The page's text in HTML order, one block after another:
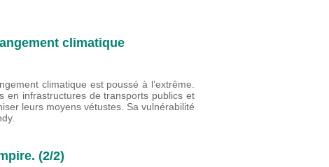
climatique
climatique est poussé à l’extrême.
en infrastructures de transports publics et
leurs moyens vétustes. Sa vulnérabilité
(2/2)